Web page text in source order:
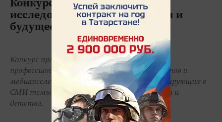
исследователей медиа «Семья и
будущее России»-2023
Конкурс проводится с целью поощрения
профессиональной деятельности журналистов и
медиаисследователей, освещающих, анализирующих в
СМИ темы семьи, материнства, отцовства и
детства.